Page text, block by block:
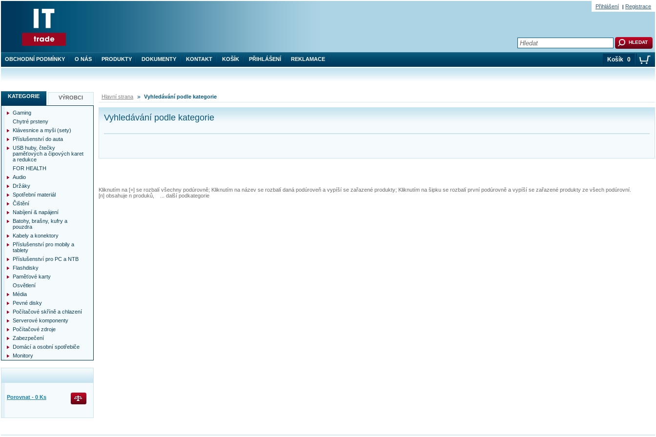
Hlavní strana Vyhledávání podle kategorie
Vyhledávání podle kategorie
Kliknutím na [+] se rozbalí všechny podúrovně; Kliknutím na název se rozbalí daná podúroveň a vypíší se zařazené produkty; Kliknutím na šipku se rozbalí první podúrovně a vypíší se zařazené produkty ze všech podúrovní.
[n] obsahuje n produků, ... další podkategorie
KATEGORIE VÝROBCI
Gaming
Chytré prsteny
Klávesnice a myši (sety)
Příslušenství do auta
USB huby, čtečky
paměťových a čipových karet
a redukce
FOR HEALTH
Audio
Držáky
Spotřební materiál
Čištění
Nabíjení & napájení
Batohy, brašny, kufry a
pouzdra
Kabely a konektory
Příslušenství pro mobily a
tablety
Příslušenství pro PC a NTB
Flashdisky
Paměťové karty
Osvětlení
Média
Pevné disky
Počítačové skříně a chlazení
Serverové komponenty
Počítačové zdroje
Zabezpečení
Domácí a osobní spotřebiče
Monitory
Porovnat - 0 Ks
OBCHODNÍ PODMÍNKY O NÁS PRODUKTY DOKUMENTY KONTAKT KOŠÍK PŘIHLÁŠENÍ REKLAMACE Košík 0
Přihlášení Registrace